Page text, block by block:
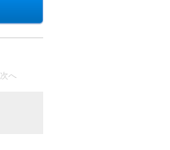
次へ